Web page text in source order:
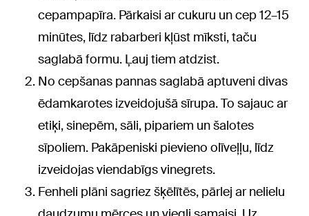
cepampapīra. Pārkaisi ar cukuru un cep 12–15
minūtes, līdz rabarberi kļūst mīksti, taču
saglabā formu. Ļauj tiem atdzist.
No cepšanas pannas saglabā aptuveni divas
ēdamkarotes izveidojušā sīrupa. To sajauc ar
etiķi, sinepēm, sāli, pipariem un šalotes
sīpoliem. Pakāpeniski pievieno olīveļļu, līdz
izveidojas viendabīgs vinegrets.
Fenheli plāni sagriez šķēlītēs, pārlej ar nelielu